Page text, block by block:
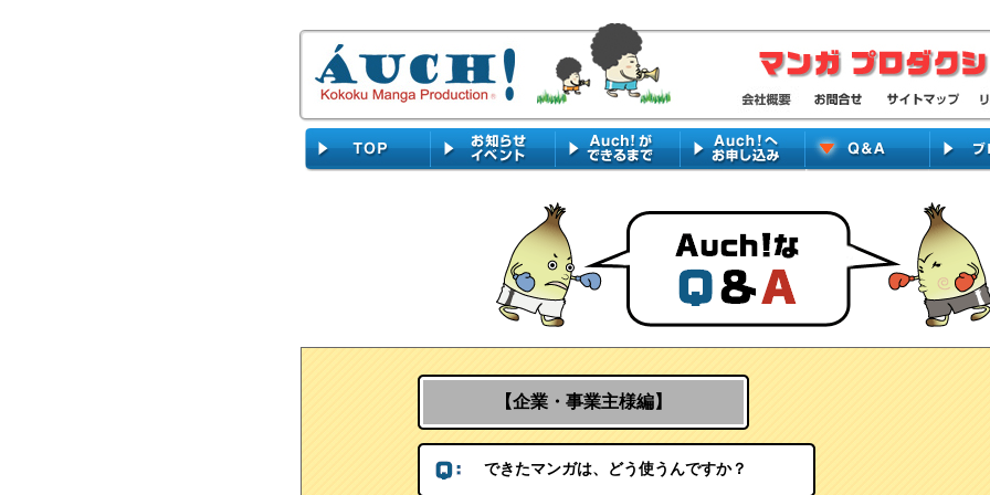
【企業・事業主様編】
できたマンガは、どう使うんですか？